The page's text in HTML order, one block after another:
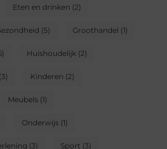
Eten en drinken (2)
(5) Groothandel (1)
Huishoudelijk(2)
(3) Kinderen (2)
Meubels(1)
Onderwijs(1)
(3) Sport (3)